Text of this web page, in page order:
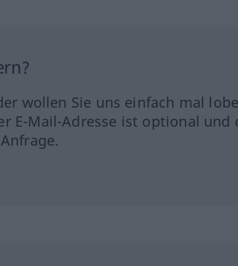
wollen Sie uns einfach mal
E-Mail-Adresse ist optional und